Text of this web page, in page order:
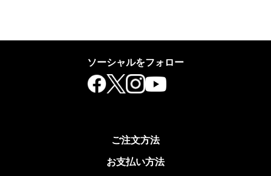
ソーシャルをフォロー
ご注文方法
お支払い方法